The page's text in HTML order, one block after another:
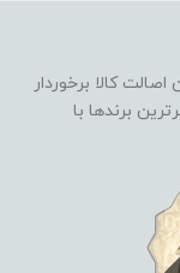
کالا برخوردار
برندها با